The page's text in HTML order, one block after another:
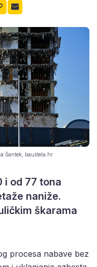
Šantek, bauštela.hr
i od 77 tona
naniže.
škarama
procesa nabave bez